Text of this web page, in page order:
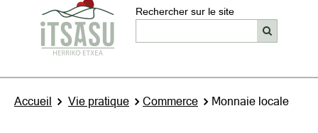
Rechercher sur le site
Accueil Vie pratique Commerce Monnaie locale